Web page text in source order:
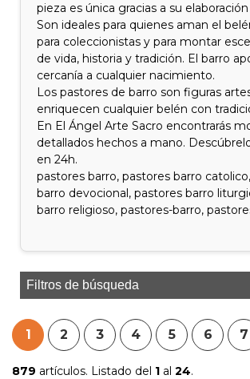
pieza es única gracias a su
Son ideales para quienes aman el
para coleccionistas y para montar
de vida, historia y tradición. El barro
cercanía a cualquier nacimiento.
Los pastores de barro son figuras
enriquecen cualquier belén con
En El Ángel Arte Sacro encontrarás
detallados hechos a mano.
en 24h.
pastores barro, pastores barro
barro devocional, pastores barro
barro religioso, pastores-barro,
Filtros de búsqueda
1 2 3 4 5 6 7
879 artículos. Listado del 1 al 24.